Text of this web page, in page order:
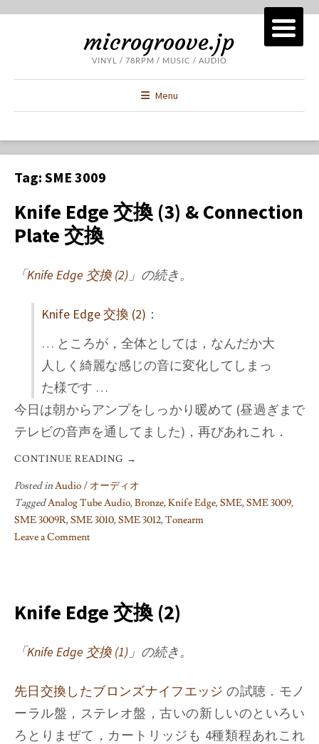
microgroove.jp
VINYL / 78RPM / MUSIC / AUDIO
Menu
Tag: SME 3009
Knife Edge 交換 (3) & Connection
Plate 交換
「Knife Edge 交換 (2) 」の続き。
Knife Edge 交換 (2) ：
… ところが，全体としては，なんだか大
人しく綺麗な感じの音に変化してしまっ
た様です …
今日は朝からアンプをしっかり暖めて (昼過ぎまで
テレビの音声を通してました)，再びあれこれ．
CONTINUE READING →
Posted inAudio / オーディオ
TaggedAnalog Tube Audio,Bronze,Knife Edge,SME,SME 3009,
SME 3009R,SME 3010,SME 3012,Tonearm
Leave a Comment
交
換
Plate
Knife Edge 交換 (2)
「Knife Edge 交換 (1) 」の続き。
先日交換したブロンズナイフエッジ の試聴．モノ
ーラル盤，ステレオ盤，古いの新しいのといろい
ろとりまぜて，カートリッジも 4種類程あれこれ